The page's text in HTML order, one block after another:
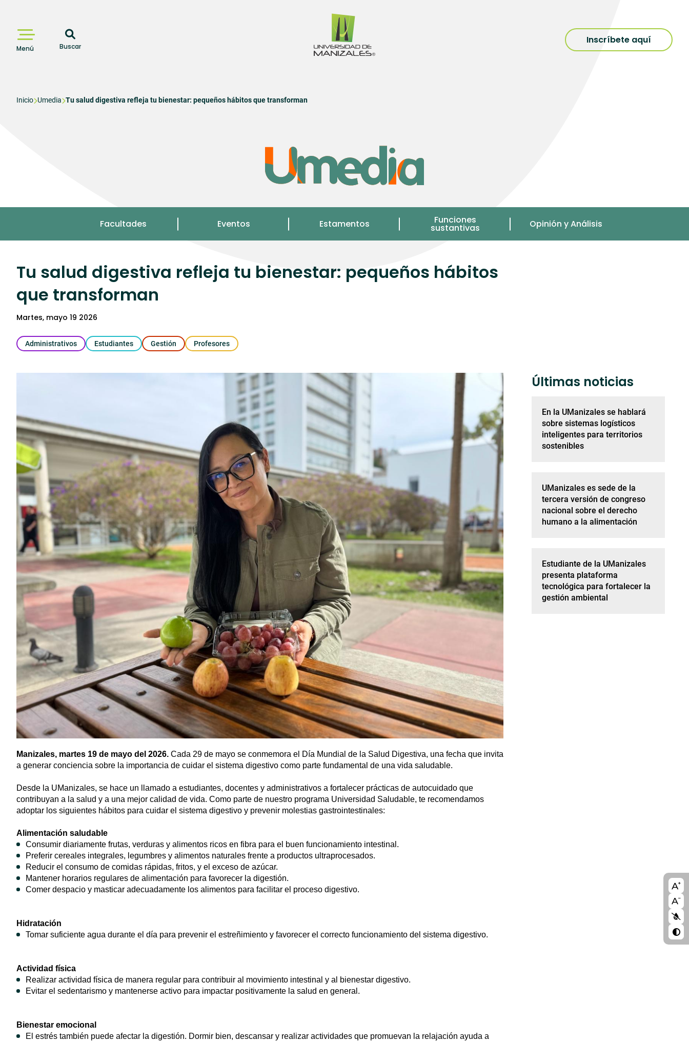
principal
Menú
Inscríbete aquí
Buscar
Sobrescribir
Inicio Umedia Tu salud digestiva refleja tu bienestar: pequeños hábitos que transforman
Facultades Eventos Estamentos Funciones
sustantivas Opinión y Análisis
Tu salud digestiva refleja tu bienestar: pequeños hábitos
que transforman
martes, mayo 19 2026
Administrativos Estudiantes Gestión Profesores
Manizales, martes 19 de mayo del 2026. Cada 29 de mayo se conmemora el Día Mundial de la Salud Digestiva, una fecha que invita
a generar conciencia sobre la importancia de cuidar el sistema digestivo como parte fundamental de una vida saludable.
Desde la UManizales, se hace un llamado a estudiantes, docentes y administrativos a fortalecer prácticas de autocuidado que
contribuyan a la salud y a una mejor calidad de vida. Como parte de nuestro programa Universidad Saludable, te recomendamos
adoptar los siguientes hábitos para cuidar el sistema digestivo y prevenir molestias gastrointestinales:
Alimentación saludable
Consumir diariamente frutas, verduras y alimentos ricos en fibra para el buen funcionamiento intestinal.
Preferir cereales integrales, legumbres y alimentos naturales frente a productos ultraprocesados.
Reducir el consumo de comidas rápidas, fritos, y el exceso de azúcar.
Mantener horarios regulares de alimentación para favorecer la digestión.
Comer despacio y masticar adecuadamente los alimentos para facilitar el proceso digestivo.
Hidratación
Tomar suficiente agua durante el día para prevenir el estreñimiento y favorecer el correcto funcionamiento del sistema digestivo.
Actividad física
Realizar actividad física de manera regular para contribuir al movimiento intestinal y al bienestar digestivo.
Evitar el sedentarismo y mantenerse activo para impactar positivamente la salud en general.
Bienestar emocional
El estrés también puede afectar la digestión. Dormir bien, descansar y realizar actividades que promuevan la relajación ayuda a
Últimas noticias
En la UManizales se hablará
sobre sistemas logísticos
inteligentes para territorios
sostenibles
UManizales es sede de la
tercera versión de congreso
nacional sobre el derecho
humano a la alimentación
Estudiante de la UManizales
presenta plataforma
tecnológica para fortalecer la
gestión ambiental